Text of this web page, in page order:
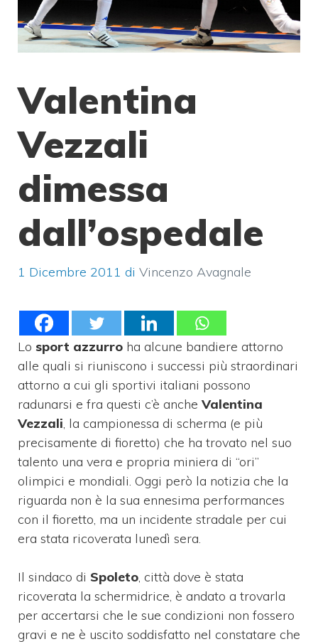
Valentina
Vezzali
dimessa
dall’ospedale
1 Dicembre 2011 di Vincenzo Avagnale
Lo sport azzurro ha alcune bandiere attorno
alle quali si riuniscono i successi più straordinari
attorno a cui gli sportivi italiani possono
radunarsi e fra questi c’è anche Valentina
Vezzali, la campionessa di scherma (e più
precisamente di fioretto) che ha trovato nel suo
talento una vera e propria miniera di “ori”
olimpici e mondiali. Oggi però la notizia che la
riguarda non è la sua ennesima performances
con il fioretto, ma un incidente stradale per cui
era stata ricoverata lunedì sera.
Il sindaco di Spoleto, città dove è stata
ricoverata la schermidrice, è andato a trovarla
per accertarsi che le sue condizioni non fossero
gravi e ne è uscito soddisfatto nel constatare che